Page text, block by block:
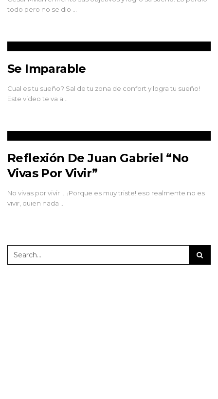
todo pero no se dio …
Se Imparable
Cual es tu sueño? Sal de tu zona de confort y logra tu sueño!
Este video te va a…
Reflexión De Juan Gabriel “No
Vivas Por Vivir”
No vivas por vivir ... ¡Porque es muy triste! eso realmente no es
vivir, quien nada …